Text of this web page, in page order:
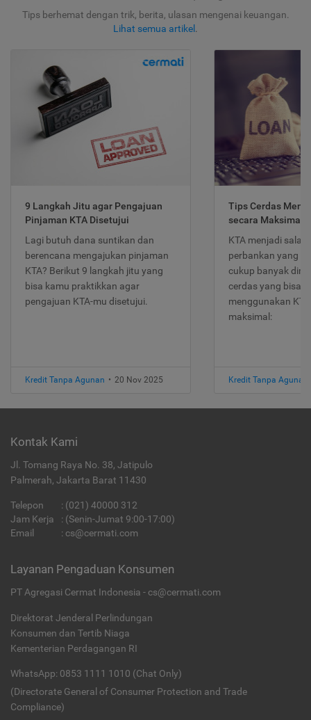
Tips berhemat dengan trik, berita, ulasan mengenai keuangan.
Lihat semua artikel .
9 Langkah Jitu agar Pengajuan
Pinjaman KTA Disetujui
Lagi butuh dana suntikan dan
berencana mengajukan pinjaman
KTA? Berikut 9 langkah jitu yang
bisa kamu praktikkan agar
pengajuan KTA-mu disetujui.
Kredit Tanpa Agunan • 20 Nov 2025
Tips Cerdas
secara Maksimal
KTA menjadi
perbankan yang
cukup banyak
cerdas yang bisa
menggunakan
maksimal:
Kredit Tanpa Agunan
Kontak Kami
Jl. Tomang Raya No. 38, Jatipulo
Palmerah, Jakarta Barat 11430
Telepon : (021) 40000 312
Jam Kerja
: (Senin-Jumat 9:00-17:00)
Email
: cs@cermati.com
Layanan Pengaduan Konsumen
PT Agregasi Cermat Indonesia - cs@cermati.com
Direktorat Jenderal Perlindungan
Konsumen dan Tertib Niaga
Kementerian Perdagangan RI
WhatsApp: 0853 1111 1010 (Chat Only)
(Directorate General of Consumer Protection and Trade
Compliance)